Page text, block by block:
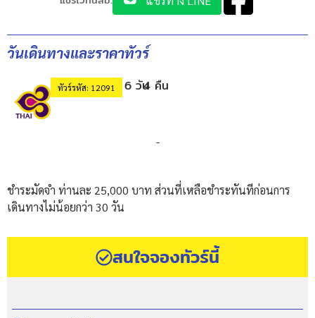
วันเดินทางและราคาทัวร์
ทัวร์รหัส: 12091 6 วัน4 คืน
-
ชำระมัดจำ ท่านละ 25,000 บาท ส่วนที่เหลือชำระทันทีก่อนการ
เดินทางไม่น้อยกว่า 30 วัน
สนใจจองทัวร์นี้